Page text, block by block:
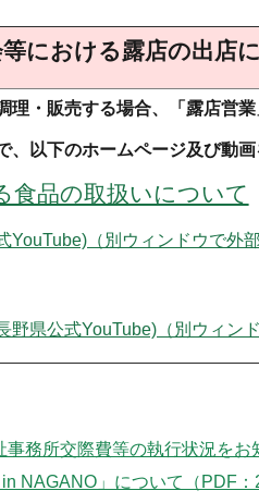
における露店の出店
・販売する場合、「露店営業
以下のホームページ及び動画
食品の取扱いについて
（別ウィンドウで外
県公式YouTube)（別ウィン
務所交際費等の執行状況をお
NAGANO」について（PDF：